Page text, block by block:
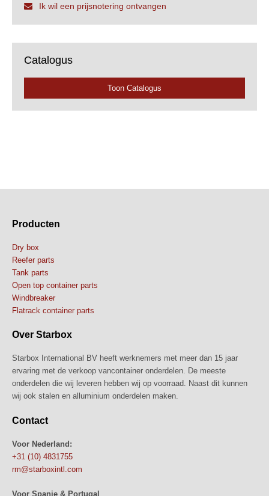
Ik wil een prijsnotering ontvangen
Catalogus
Toon Catalogus
Producten
Dry box
Reefer parts
Tank parts
Open top container parts
Windbreaker
Flatrack container parts
Over Starbox
Starbox International BV heeft werknemers met meer dan 15 jaar
ervaring met de verkoop vancontainer onderdelen. De meeste
onderdelen die wij leveren hebben wij op voorraad. Naast dit kunnen
wij ook stalen en alluminium onderdelen maken.
Contact
Voor Nederland:
+31 (10) 4831755
rm@starboxintl.com
Voor Spanje & Portugal